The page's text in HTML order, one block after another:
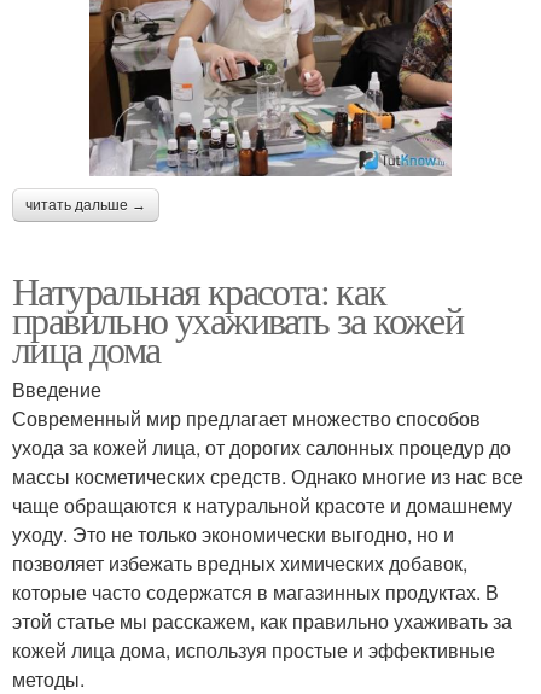
читать дальше →
Натуральная красота: как
правильно ухаживать за кожей
лица дома
Введение
Современный мир предлагает множество способов
ухода за кожей лица, от дорогих салонных процедур до
массы косметических средств. Однако многие из нас все
чаще обращаются к натуральной красоте и домашнему
уходу. Это не только экономически выгодно, но и
позволяет избежать вредных химических добавок,
которые часто содержатся в магазинных продуктах. В
этой статье мы расскажем, как правильно ухаживать за
кожей лица дома, используя простые и эффективные
методы.